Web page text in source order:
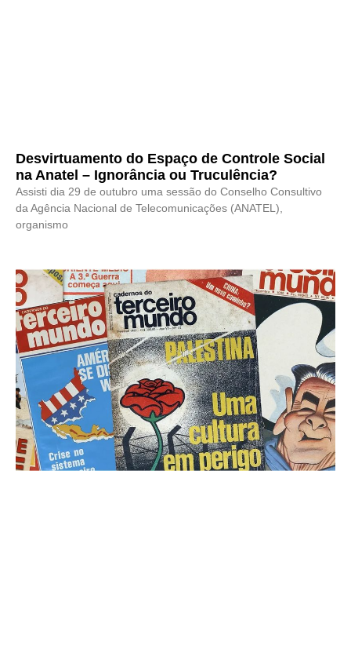
Desvirtuamento do Espaço de Controle Social
na Anatel – Ignorância ou Truculência?
Assisti dia 29 de outubro uma sessão do Conselho Consultivo
da Agência Nacional de Telecomunicações (ANATEL),
organismo